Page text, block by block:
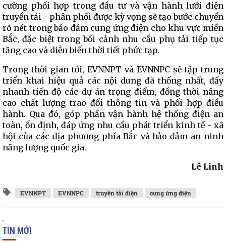
cường phối hợp trong đầu tư và vận hành lưới điện
truyền tải - phân phối được kỳ vọng sẽ tạo bước chuyển
rõ nét trong bảo đảm cung ứng điện cho khu vực miền
Bắc, đặc biệt trong bối cảnh nhu cầu phụ tải tiếp tục
tăng cao và diễn biến thời tiết phức tạp.
Trong thời gian tới, EVNNPT và EVNNPC sẽ tập trung
triển khai hiệu quả các nội dung đã thống nhất, đẩy
nhanh tiến độ các dự án trọng điểm, đồng thời nâng
cao chất lượng trao đổi thông tin và phối hợp điều
hành. Qua đó, góp phần vận hành hệ thống điện an
toàn, ổn định, đáp ứng nhu cầu phát triển kinh tế - xã
hội của các địa phương phía Bắc và bảo đảm an ninh
năng lượng quốc gia.
Lê Linh
EVNNPT EVNNPC truyền tải điện cung ứng điện
TIN MỚI